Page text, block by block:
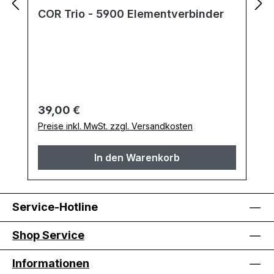
COR Trio - 5900 Elementverbinder
Regulärer Preis:
39,00 €
Preise inkl. MwSt. zzgl. Versandkosten
In den Warenkorb
Service-Hotline
Shop Service
Informationen